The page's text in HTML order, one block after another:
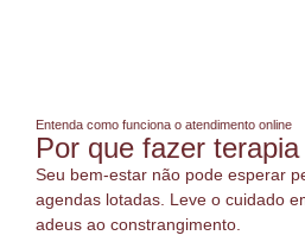
Entenda como funciona o atendimento online
Por que fazer
Seu bem-estar não pode esperar
agendas lotadas. Leve o cuidado
adeus ao constrangimento.